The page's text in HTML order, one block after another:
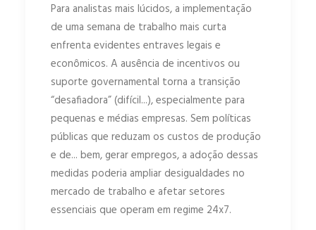
Para analistas mais lúcidos, a implementação
de uma semana de trabalho mais curta
enfrenta evidentes entraves legais e
econômicos. A ausência de incentivos ou
suporte governamental torna a transição
“desafiadora” (difícil...), especialmente para
pequenas e médias empresas. Sem políticas
públicas que reduzam os custos de produção
e de... bem, gerar empregos, a adoção dessas
medidas poderia ampliar desigualdades no
mercado de trabalho e afetar setores
essenciais que operam em regime 24x7.